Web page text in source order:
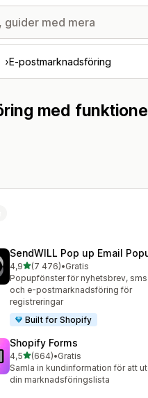
E-postmarknadsföring
med
SendWILL Pop up Email
4,9av 5 stjärnor
(7 476)
7476 recensioner totalt
•Gratis
Popupfönster för nyhetsbrev,
och e-postmarknadsföring för
registreringar
Built for Shopify
Shopify Forms
4,5av 5 stjärnor
(664)
664 recensioner totalt
•Gratis
Samla in kundinformation för att
din marknadsföringslista